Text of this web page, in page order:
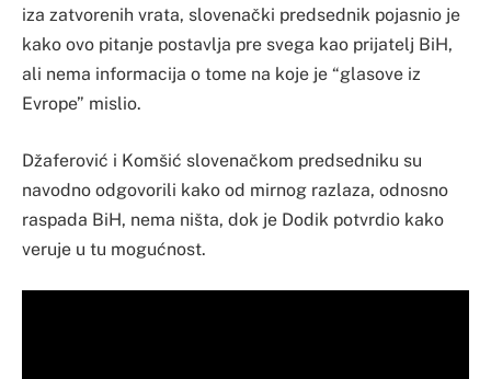
iza zatvorenih vrata, slovenački predsednik pojasnio je
kako ovo pitanje postavlja pre svega kao prijatelj BiH,
ali nema informacija o tome na koje je “glasove iz
Evrope” mislio.
Džaferović i Komšić slovenačkom predsedniku su
navodno odgovorili kako od mirnog razlaza, odnosno
raspada BiH, nema ništa, dok je Dodik potvrdio kako
veruje u tu mogućnost.